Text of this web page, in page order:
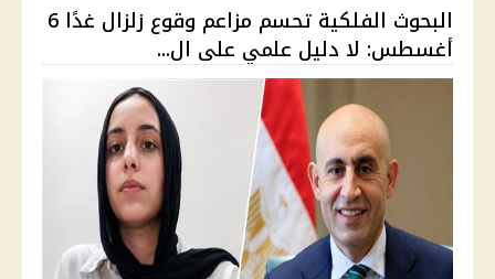
البحوث الفلكية تحسم مزاعم وقوع زلزال غدًا 6
أغسطس: لا دليل علمي على ال...